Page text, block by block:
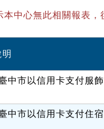
中心無此相關報表，
中市以信用卡支付服飾
中市以信用卡支付住宿